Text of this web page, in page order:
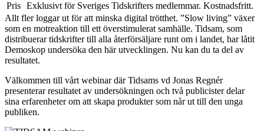
Pris Exklusivt för Sveriges Tidskrifters medlemmar. Kostnadsfritt.
Allt fler loggar ut för att minska digital trötthet. ”Slow living” växer
som en motreaktion till ett överstimulerat samhälle. Tidsam, som
distribuerar tidskrifter till alla återförsäljare runt om i landet, har låtit
Demoskop undersöka den här utvecklingen. Nu kan du ta del av
resultatet.
Välkommen till vårt webinar där Tidsams vd Jonas Regnér
presenterar resultatet av undersökningen och två publicister delar
sina erfarenheter om att skapa produkter som når ut till den unga
publiken.